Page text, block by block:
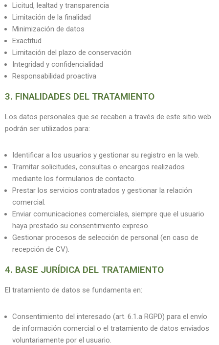
Licitud, lealtad y transparencia
Limitación de la finalidad
Minimización de datos
Exactitud
Limitación del plazo de conservación
Integridad y confidencialidad
Responsabilidad proactiva
3. FINALIDADES DEL TRATAMIENTO
Los datos personales que se recaben a través de este sitio web
podrán ser utilizados para:
Identificar a los usuarios y gestionar su registro en la web.
Tramitar solicitudes, consultas o encargos realizados
mediante los formularios de contacto.
Prestar los servicios contratados y gestionar la relación
comercial.
Enviar comunicaciones comerciales, siempre que el usuario
haya prestado su consentimiento expreso.
Gestionar procesos de selección de personal (en caso de
recepción de CV).
4. BASE JURÍDICA DEL TRATAMIENTO
El tratamiento de datos se fundamenta en:
Consentimiento del interesado (art. 6.1.a RGPD) para el envío
de información comercial o el tratamiento de datos enviados
voluntariamente por el usuario.